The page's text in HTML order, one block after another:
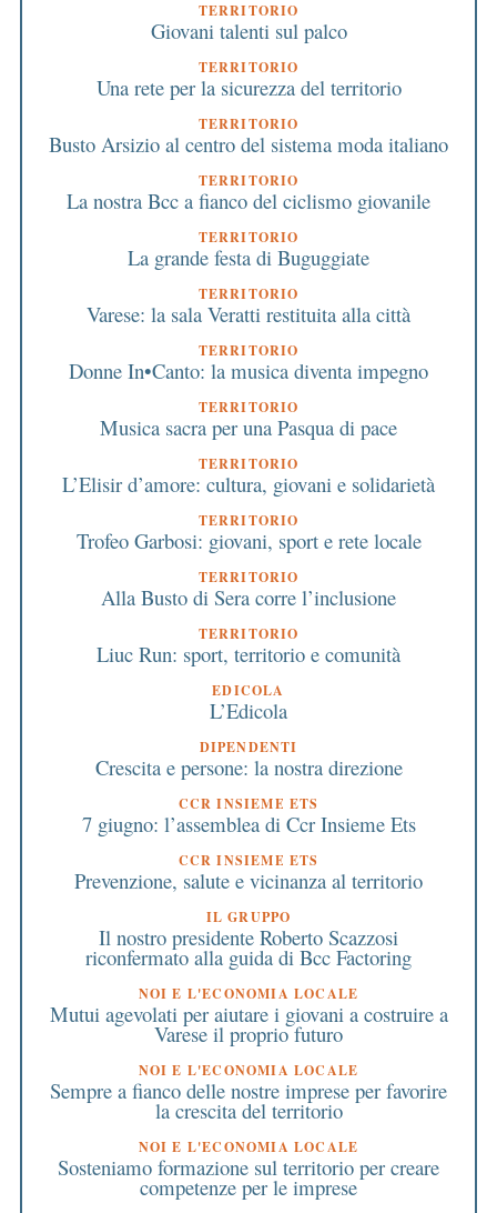
TERRITORIO
Giovani talenti sul palco
TERRITORIO
Una rete per la sicurezza del territorio
TERRITORIO
Busto Arsizio al centro del sistema moda italiano
TERRITORIO
La nostra Bcc a fianco del ciclismo giovanile
TERRITORIO
La grande festa di Buguggiate
TERRITORIO
Varese: la sala Veratti restituita alla città
TERRITORIO
Donne In•Canto: la musica diventa impegno
TERRITORIO
Musica sacra per una Pasqua di pace
TERRITORIO
L’Elisir d’amore: cultura, giovani e solidarietà
TERRITORIO
Trofeo Garbosi: giovani, sport e rete locale
TERRITORIO
Alla Busto di Sera corre l’inclusione
TERRITORIO
Liuc Run: sport, territorio e comunità
EDICOLA
L’Edicola
DIPENDENTI
Crescita e persone: la nostra direzione
CCR INSIEME ETS
7 giugno: l’assemblea di Ccr Insieme Ets
CCR INSIEME ETS
Prevenzione, salute e vicinanza al territorio
IL GRUPPO
Il nostro presidente Roberto Scazzosi
riconfermato alla guida di Bcc Factoring
NOI E L'ECONOMIA LOCALE
Mutui agevolati per aiutare i giovani a costruire a
Varese il proprio futuro
NOI E L'ECONOMIA LOCALE
Sempre a fianco delle nostre imprese per favorire
la crescita del territorio
NOI E L'ECONOMIA LOCALE
Sosteniamo formazione sul territorio per creare
competenze per le imprese